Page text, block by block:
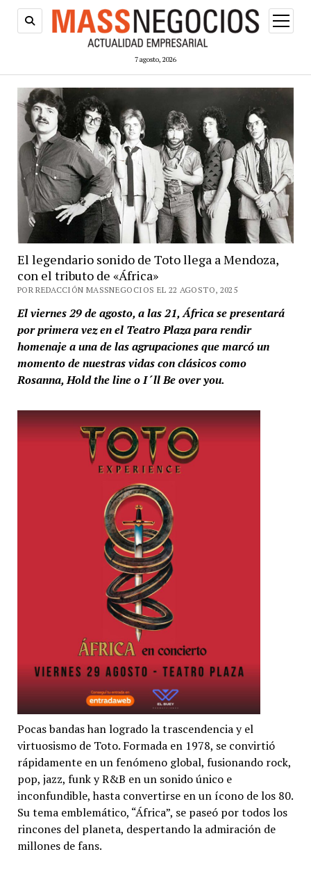
7 agosto, 2026
abrir
menú
El legendario sonido de Toto llega a Mendoza,
con el tributo de «África»
POR REDACCIÓN MASSNEGOCIOS EL 22 AGOSTO, 2025
El viernes 29 de agosto, a las 21, África se presentará
por primera vez en el Teatro Plaza para rendir
homenaje a una de las agrupaciones que marcó un
momento de nuestras vidas con clásicos como
Rosanna, Hold the line o I´ll Be over you.
Pocas bandas han logrado la trascendencia y el
virtuosismo de Toto. Formada en 1978, se convirtió
rápidamente en un fenómeno global, fusionando rock,
pop, jazz, funk y R&B en un sonido único e
inconfundible, hasta convertirse en un ícono de los 80.
Su tema emblemático, “África”, se paseó por todos los
rincones del planeta, despertando la admiración de
millones de fans.